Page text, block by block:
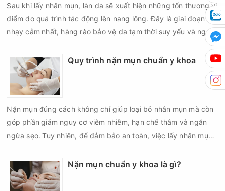
Sau khi lấy nhân mụn, làn da sẽ xuất hiện những tổn thương vi
điểm do quá trình tác động lên nang lông. Đây là giai đoạn da
nhạy cảm nhất, hàng rào bảo vệ da tạm thời suy yếu và nguy
cơ viêm nhiễm, thâm sau mụn hoặc hình thành sẹo sẽ tăng lên
nếu chăm sóc không đúng cách. Chính vì vậy, việc chăm sóc
da sau nặn mụn không chỉ giúp vùng da hồi phục nhanh hơn
mà còn góp phần giảm nguy cơ tái phát mụn và hạn chế các
biến chứng về sau.
Quy trình nặn mụn chuẩn y khoa
Nặn mụn đúng cách không chỉ giúp loại bỏ nhân mụn mà còn
góp phần giảm nguy cơ viêm nhiễm, hạn chế thâm và ngăn
ngừa sẹo. Tuy nhiên, để đảm bảo an toàn, việc lấy nhân mụn
đủ các bước vô khuẩn và chăm sóc sau điều trị.
Nặn mụn chuẩn y khoa là gì?